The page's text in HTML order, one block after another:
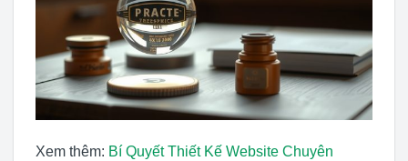
Xem thêm: Bí Quyết Thiết Kế Website Chuyên